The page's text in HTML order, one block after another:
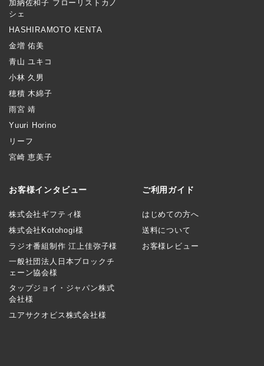
加納佐和子 フローリストカノ
シェ
HASHIRAMOTO KENTA
金増 佑美
青山 ユキコ
小林 久男
穂積 木綿子
雨宮 靖
Yuuri Horino
リーフ
宮崎 恵美子
お客様インタビュー
株式会社ギフティ様
株式会社Kotohogi様
ラジオ番組制作 江上佳弥子様
一般社団法人日本ブロックチ
ェーン協会様
タップジョイ・ジャパン株式
会社様
ユアサクオビス株式会社様
ご利用ガイド
はじめての方へ
送料について
お客様レビュー